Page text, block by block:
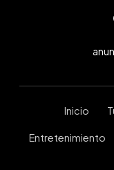
Inicio
Entretenimiento